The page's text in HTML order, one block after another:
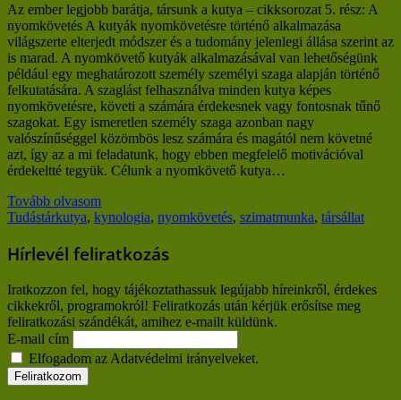
Az ember legjobb barátja, társunk a kutya – cikksorozat 5. rész: A
nyomkövetés A kutyák nyomkövetésre történő alkalmazása
világszerte elterjedt módszer és a tudomány jelenlegi állása szerint az
is marad. A nyomkövető kutyák alkalmazásával van lehetőségünk
például egy meghatározott személy személyi szaga alapján történő
felkutatására. A szaglást felhasználva minden kutya képes
nyomkövetésre, követi a számára érdekesnek vagy fontosnak tűnő
szagokat. Egy ismeretlen személy szaga azonban nagy
valószínűséggel közömbös lesz számára és magától nem követné
azt, így az a mi feladatunk, hogy ebben megfelelő motivációval
érdekeltté tegyük. Célunk a nyomkövető kutya…
Tovább olvasom
Tudástárkutya, kynologia, nyomkövetés, szimatmunka, társállat
Hírlevél feliratkozás
Iratkozzon fel, hogy tájékoztathassuk legújabb híreinkről, érdekes
cikkekről, programokról! Feliratkozás után kérjük erősítse meg
feliratkozási szándékát, amihez e-mailt küldünk.
E-mail cím
Elfogadom az Adatvédelmi irányelveket.